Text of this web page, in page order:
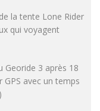
la tente Lone Rider
qui voyagent
Georide 3 après 18
GPS avec un temps